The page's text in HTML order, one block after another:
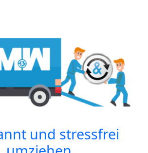
und stressfrei